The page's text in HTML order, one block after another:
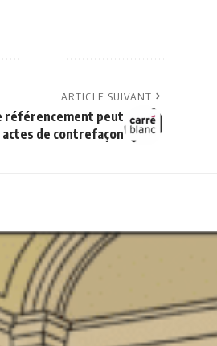
ARTICLE SUIVANT
référencement peut
actes de contrefaçon